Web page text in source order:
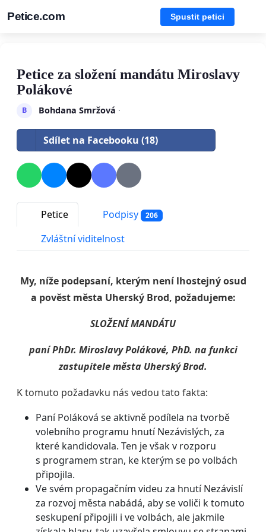
Petice.com Spustit petici
Petice za složení mandátu Miroslavy
Polákové
B Bohdana Smržová ·
Sdílet na Facebooku (18)
Petice Podpisy 206
Zvláštní viditelnost
My, níže podepsaní, kterým není lhostejný osud
a pověst města Uherský Brod, požadujeme:
SLOŽENÍ MANDÁTU
paní PhDr. Miroslavy Polákové, PhD. na funkci
zastupitele města Uherský Brod.
K tomuto požadavku nás vedou tato fakta:
Paní Poláková se aktivně podílela na tvorbě
volebního programu hnutí Nezávislých, za
které kandidovala. Ten je však v rozporu
s programem stran, ke kterým se po volbách
připojila.
Ve svém propagačním videu za hnutí Nezávislí
za rozvoj města nabádá, aby se voliči k tomuto
seskupení připojili i ve volbách, ale jakmile